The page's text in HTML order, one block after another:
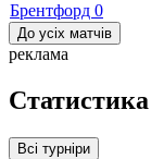
Брентфорд 0
До усіх матчів
реклама
Статистика
Всі турніри